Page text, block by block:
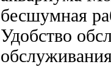
бесшумная
Удобство